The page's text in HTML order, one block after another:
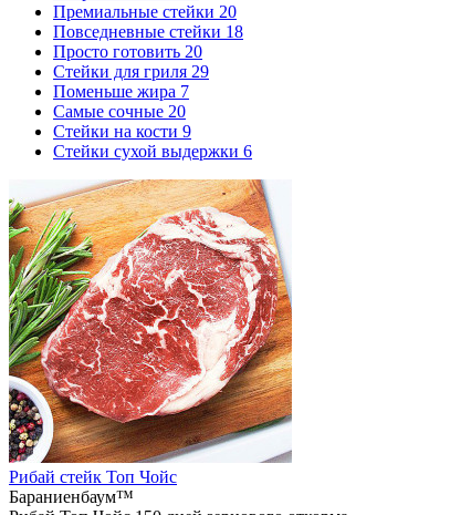
Премиальные стейки 20
Повседневные стейки 18
Просто готовить 20
Стейки для гриля 29
Поменьше жира 7
Самые сочные 20
Стейки на кости 9
Стейки сухой выдержки 6
Рибай стейк Топ Чойс
Бараниенбаум™